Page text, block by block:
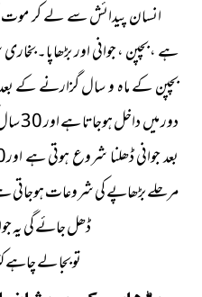
انسان پیدائش سے لے کر موت
ہے ، بچپن ، جوانی اور بڑھاپا۔
بچپن کے ماہ و سال گزارنے کے
دور
مرحلے بڑھاپے کی شروعات
ڈھل جائے گی یہ
تو بجا لے چاہے